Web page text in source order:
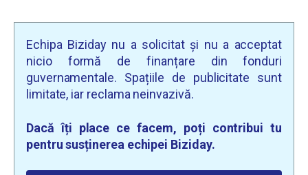
Echipa Biziday nu a solicitat și nu a acceptat
nicio formă de finanțare din fonduri
guvernamentale. Spațiile de publicitate sunt
limitate, iar reclama neinvazivă.
Dacă îți place ce facem, poți contribui tu
pentru susținerea echipei Biziday.